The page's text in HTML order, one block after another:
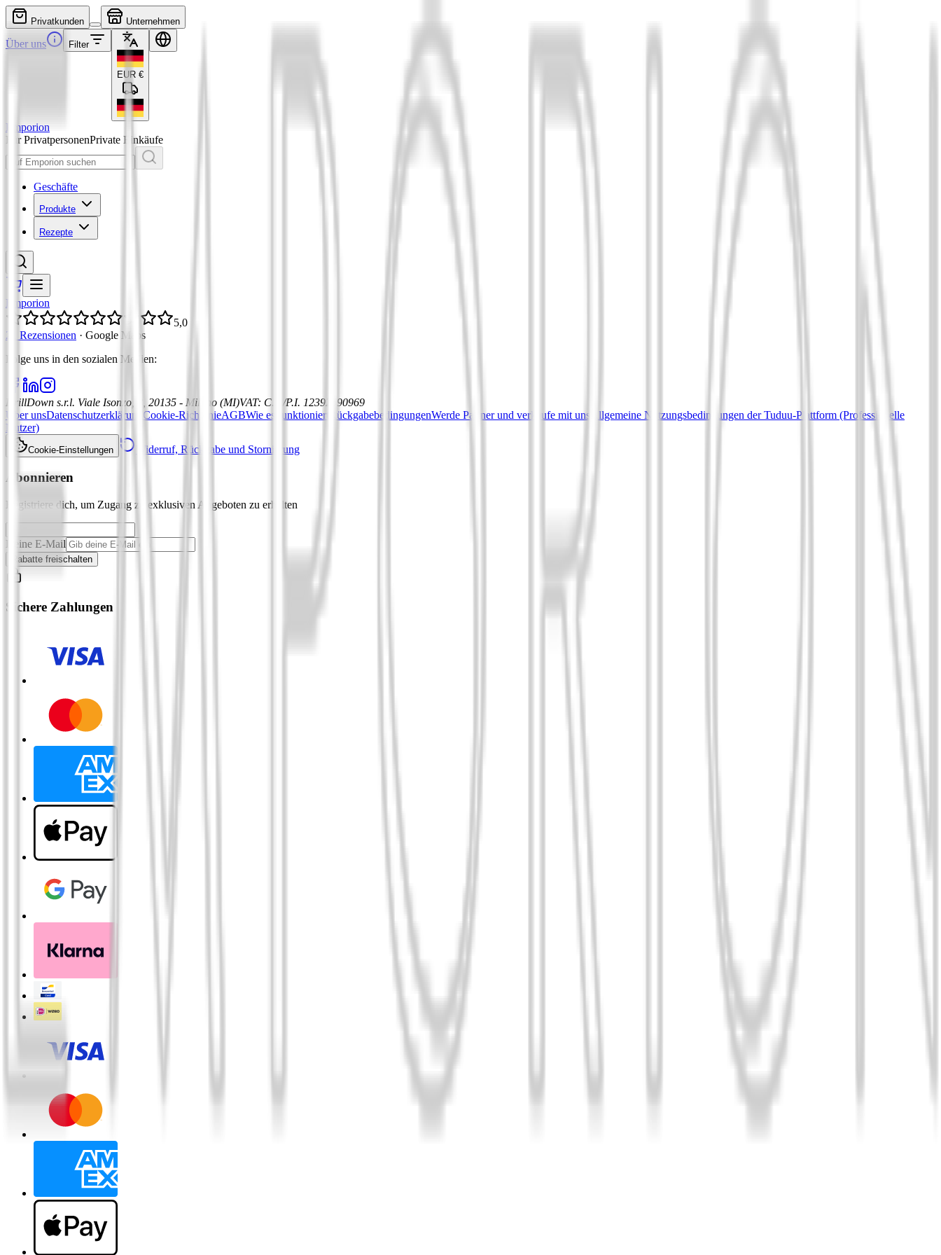
Privatkunden Unternehmen
Über uns Filter
EUR €
Emporion
Für PrivatpersonenPrivate Einkäufe
Geschäfte
Produkte
Rezepte
Emporion
5,0
21 Rezensionen · Google Maps
Folge uns in den sozialen Medien:
DrillDown s.r.l. Viale Isonzo, 8, 20135 - Milano (MI)VAT: C.F./P.I. 12392590969
Über unsDatenschutzerklärung Cookie-RichtlinieAGBWie es funktioniert RückgabebedingungenWerde Partner und verkaufe mit uns
Allgemeine Nutzungsbedingungen der Tuduu-Plattform (Professionelle
Nutzer)
Cookie-Einstellungen Widerruf, Rückgabe und Stornierung
Abonnieren
Registriere dich, um Zugang zu exklusiven Angeboten zu erhalten
Deine E-Mail
Rabatte freischalten
Sichere Zahlungen